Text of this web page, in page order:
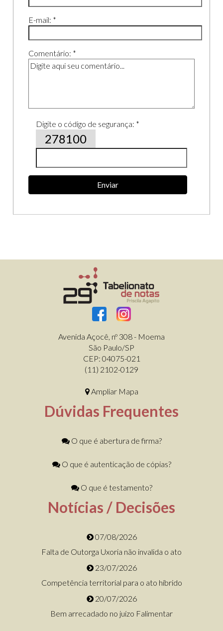
E-mail: *
Comentário: *
Digite o código de segurança: *
278100
Enviar
Avenida Açocê, nº 308 - Moema
São Paulo/SP
CEP: 04075-021
(11) 2102-0129
Ampliar Mapa
Dúvidas Frequentes
O que é abertura de firma?
O que é autenticação de cópias?
O que é testamento?
Notícias / Decisões
07/08/2026
Falta de Outorga Uxoria não invalida o ato
23/07/2026
Competência territorial para o ato híbrido
20/07/2026
Bem arrecadado no juízo Falimentar